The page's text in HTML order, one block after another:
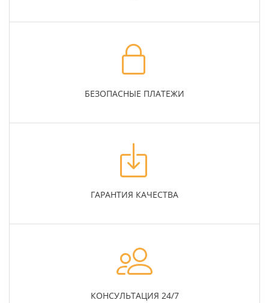
БЕЗОПАСНЫЕ ПЛАТЕЖИ
ГАРАНТИЯ КАЧЕСТВА
КОНСУЛЬТАЦИЯ 24/7